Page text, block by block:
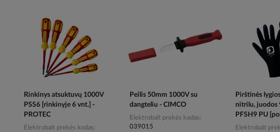
Rinkinys atsuktuvų 1000V
PSS6 [rinkinyje 6 vnt.] -
PROTEC
Elektrobalt prekės kodas
Peilis 50mm 1000V su
dangteliu - CIMCO
Elektrobalt prekės kodas
039015
Pirštinės
nitrilu, juodos
PFSH9 PU
Elektrobalt